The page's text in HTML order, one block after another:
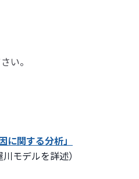
い。
関する分析」
モデルを詳述）